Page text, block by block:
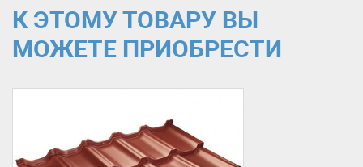
К ЭТОМУ ТОВАРУ ВЫ
МОЖЕТЕ ПРИОБРЕСТИ